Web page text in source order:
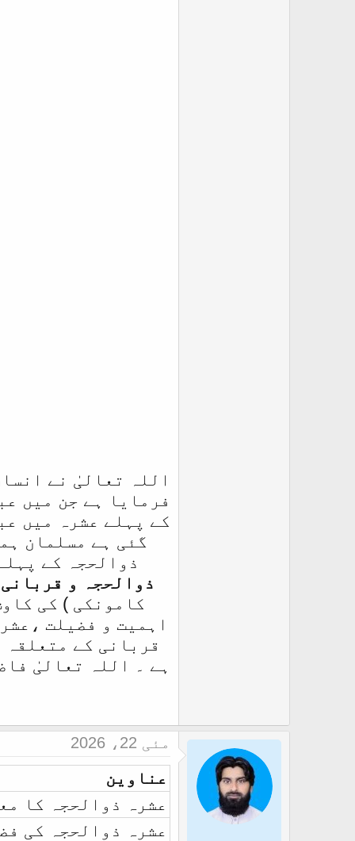
اللہ تعالیٰ نے
فرمایا ہے جن میں
کے پہلے عشرہ میں
گئی ہے مسلمان
ذوالحجہ کے
ذوالحجہ و
کامونکی ) کی
اہمیت و فضیلت
قربانی کے
ہے ۔ اللہ تعالیٰ
مئی 22، 2026
عناوین
عشرہ ذوالحجہ کا
عشرہ ذوالحجہ کی